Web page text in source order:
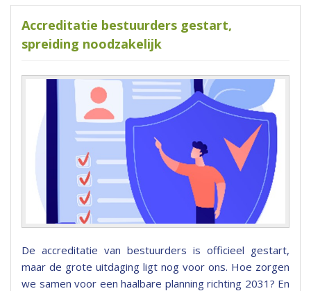
Accreditatie bestuurders gestart,
spreiding noodzakelijk
De accreditatie van bestuurders is officieel gestart,
maar de grote uitdaging ligt nog voor ons. Hoe zorgen
we samen voor een haalbare planning richting 2031? En